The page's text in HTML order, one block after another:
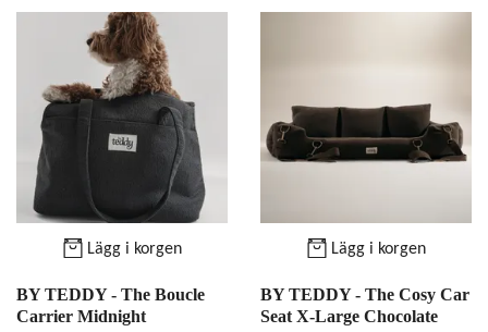
Lägg i korgen
BY TEDDY - The Boucle
Carrier Midnight
Lägg i korgen
BY TEDDY - The Cosy Car
Seat X-Large Chocolate